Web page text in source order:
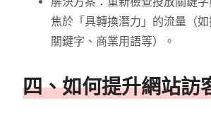
焦於「具轉換潛力」的流量（
關鍵字、商業用語等）。
四、如何提升網站訪